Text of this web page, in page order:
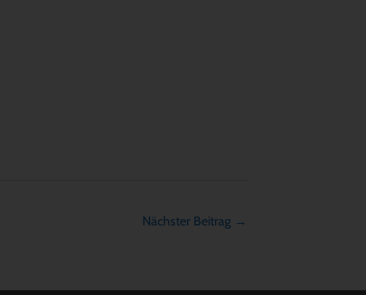
Nächster Beitrag →